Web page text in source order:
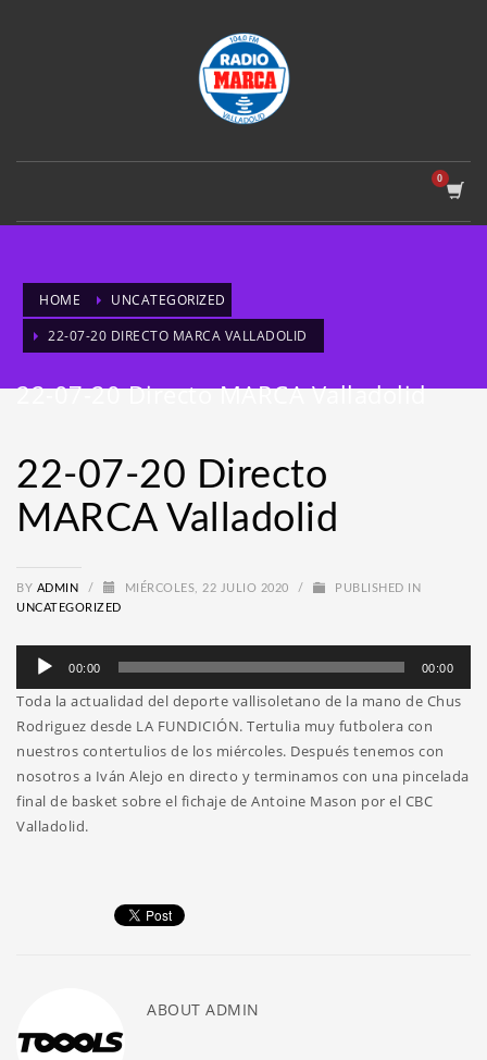
HOME
UNCATEGORIZED
22-07-20 DIRECTO MARCA VALLADOLID
22-07-20 Directo MARCA Valladolid
22-07-20 Directo
MARCA Valladolid
BY ADMIN / MIÉRCOLES, 22 JULIO 2020 /
PUBLISHED IN
UNCATEGORIZED
Reproductor
audio
00:00 00:00
Toda la actualidad del deporte vallisoletano de la mano de Chus
Rodriguez desde LA FUNDICIÓN. Tertulia muy futbolera con
nuestros contertulios de los miércoles. Después tenemos con
nosotros a Iván Alejo en directo y terminamos con una pincelada
final de basket sobre el fichaje de Antoine Mason por el CBC
Valladolid.
ABOUT ADMIN